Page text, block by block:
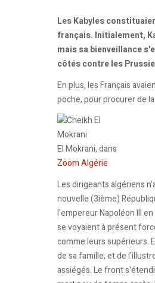
Les Kabyles
français. Initialement,
mais sa bienveillance
côtés contre les
En plus, les Français
poche, pour procurer de
El Mokrani, dans
Zoom Algérie
Les dirigeants algériens
nouvelle (3ième)
l'empereur Napoléon III
se voyaient à présent
comme leurs supérieurs.
de sa famille, et de
assiégés. Le front